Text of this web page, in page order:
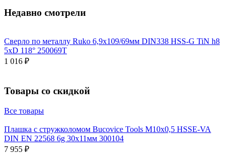
Недавно смотрели
Сверло по металлу Ruko 6,9x109/69мм DIN338 HSS-G TiN h8
5xD 118° 250069T
1 016 ₽
Товары со скидкой
Все товары
Плашка с стружколомом Bucovice Tools М10х0,5 HSSE-VA
DIN EN 22568 6g 30х11мм 300104
7 955 ₽